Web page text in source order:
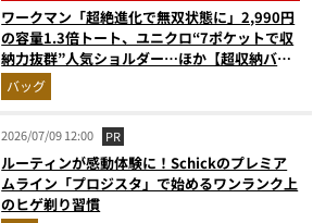
ワークマン「超絶進化で無双状態に」2,990円
の容量1.3倍トート、ユニクロ“7ポケットで収
納力抜群”人気ショルダー…ほか【超収納バッ
グの人気記事ランキングベスト3】（2026年6
月版）
バッグ
2026/07/09 12:00 PR
ルーティンが感動体験に！Schickのプレミア
ムライン「プロジスタ」で始めるワンランク上
のヒゲ剃り習慣